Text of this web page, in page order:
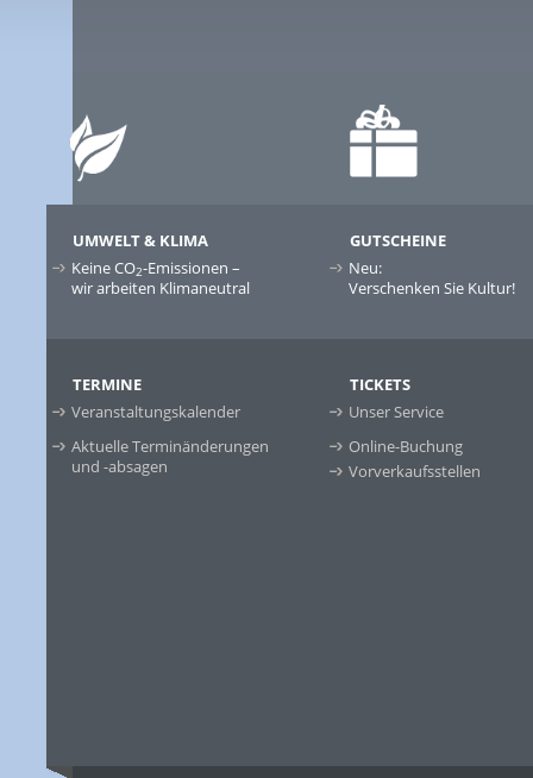
UMWELT & KLIMA
Keine CO2-Emissionen –
wir arbeiten Klimaneutral
GUTSCHEINE
Neu:
Verschenken Sie Kultur!
TERMINE
Veranstaltungskalender
Aktuelle Terminänderungen
und -absagen
TICKETS
Unser Service
Online-Buchung
Vorverkaufsstellen